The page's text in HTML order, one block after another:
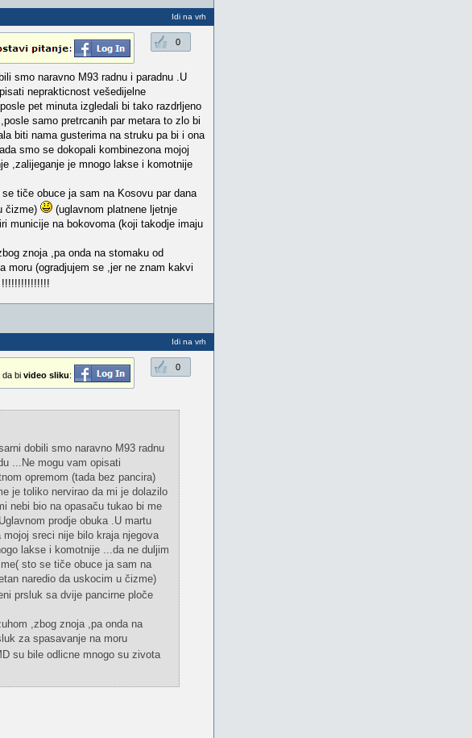
Idi na vrh
0
smo naravno M93 radnu i paradnu .U
neprakticnost vešedijelne
pet minuta izgledali bi tako razdrljeno
samo pretrcanih par metara to zlo bi
biti nama gusterima na struku pa bi i ona
smo se dokopali kombinezona mojoj
,zalijeganje je mnogo lakse i komotnije
tiče obuce ja sam na Kosovu par dana
čizme)
(uglavnom platnene ljetnje
municije na bokovoma (koji takodje imaju
znoja ,pa onda na stomaku od
moru (ogradjujem se ,jer ne znam kakvi
!!!!!!!!!!!!!!!
Idi na vrh
0
da bi video sliku:
dobili smo naravno M93 radnu
...Ne mogu vam opisati
opremom (tada bez pancira)
je toliko nervirao da mi je dolazilo
nebi bio na opasaču tukao bi me
prodje obuka .U martu
sreci nije bilo kraja njegova
lakse i komotnije ...da ne duljim
sto se tiče obuce ja sam na
naredio da uskocim u čizme)
prsluk sa dvije pancirne ploče
,zbog znoja ,pa onda na
za spasavanje na moru
su bile odlicne mnogo su zivota